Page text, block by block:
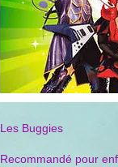
Les Buggies
Recommandé pour